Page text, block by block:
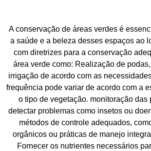
A conservação de áreas verdes é
a saúde e a beleza desses espaços ao
com diretrizes para a conservação
área verde como: Realização de
irrigação de acordo com as
frequência pode variar de acordo com a
o tipo de vegetação. monitoração das
detectar problemas como insetos ou
métodos de controle adequados,
orgânicos ou práticas de manejo
Fornecer os nutrientes necessários